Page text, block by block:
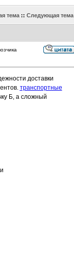
тема:: Следующая тема
доставки
транспортные
Б, а сложный